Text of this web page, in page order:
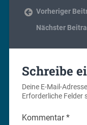
Vorheriger
Nächster
Schreibe
Deine E-Mail-
Erforderliche Felder
Kommentar*